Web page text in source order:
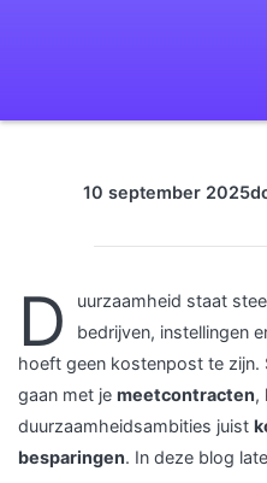
10 september 2025
D
uurzaamheid staat
bedrijven, instellingen
hoeft geen kostenpost te
gaan met je meetcontracten,
duurzaamheidsambities juist
besparingen. In deze blog